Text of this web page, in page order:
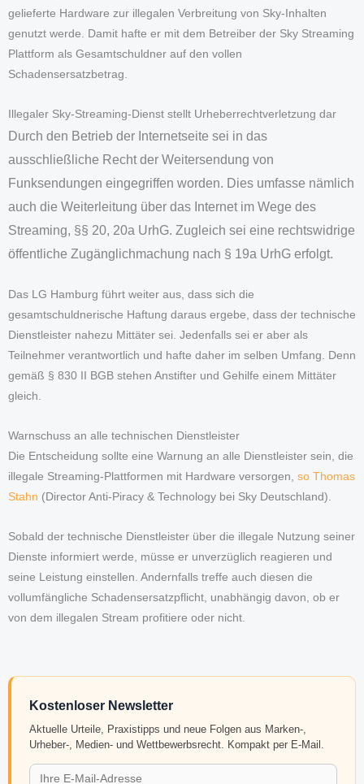
gelieferte Hardware zur illegalen Verbreitung von Sky-Inhalten
genutzt werde. Damit hafte er mit dem Betreiber der Sky Streaming
Plattform als Gesamtschuldner auf den vollen
Schadensersatzbetrag.
Illegaler Sky-Streaming-Dienst stellt Urheberrechtverletzung dar
Durch den Betrieb der Internetseite sei in das
ausschließliche Recht der Weitersendung von
Funksendungen eingegriffen worden. Dies umfasse nämlich
auch die Weiterleitung über das Internet im Wege des
Streaming, §§ 20, 20a UrhG. Zugleich sei eine rechtswidrige
öffentliche Zugänglichmachung nach § 19a UrhG erfolgt.
Das LG Hamburg führt weiter aus, dass sich die
gesamtschuldnerische Haftung daraus ergebe, dass der technische
Dienstleister nahezu Mittäter sei. Jedenfalls sei er aber als
Teilnehmer verantwortlich und hafte daher im selben Umfang. Denn
gemäß § 830 II BGB stehen Anstifter und Gehilfe einem Mittäter
gleich.
Warnschuss an alle technischen Dienstleister
Die Entscheidung sollte eine Warnung an alle Dienstleister sein, die
illegale Streaming-Plattformen mit Hardware versorgen, so Thomas
Stahn (Director Anti-Piracy & Technology bei Sky Deutschland).
Sobald der technische Dienstleister über die illegale Nutzung seiner
Dienste informiert werde, müsse er unverzüglich reagieren und
seine Leistung einstellen. Andernfalls treffe auch diesen die
vollumfängliche Schadensersatzpflicht, unabhängig davon, ob er
von dem illegalen Stream profitiere oder nicht.
Kostenloser Newsletter
Aktuelle Urteile, Praxistipps und neue Folgen aus Marken-,
Urheber-, Medien- und Wettbewerbsrecht. Kompakt per E-Mail.